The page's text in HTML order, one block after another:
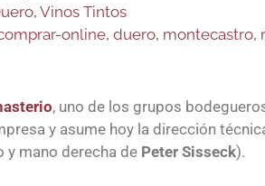
, Vinos Tintos
online, duero, montecastro,
, uno de los grupos
y asume hoy la dirección
y mano derecha de Peter Sisseck).